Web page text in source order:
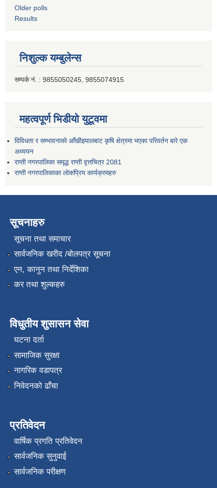
Older polls
Results
निशुल्क यम्बुलेन्स
सम्पर्क नं. : 9855050245, 9855074915
महत्वपूर्ण भिडीयो युटूवमा
विविधता र सम्भावनाको आँखीझ्यालबाट कृषि क्षेत्रमा भएका परिवर्तन बारे एक
अध्ययन
राप्ती नगरपालिका समृद्ध राप्ती वृत्तचित्र 2081
राप्ती नगरपालिकाका लोकप्रिय कार्यक्रमहरु
सूचनाहरु
सूचना तथा समाचार
सार्वजनिक खरीद /बोलपत्र सूचना
एन, कानुन तथा निर्देशिका
कर तथा शुल्कहरु
विधुतीय शुसासन सेवा
घटना दर्ता
सामाजिक सुरक्षा
नागरिक वडापत्र
निवेदनको ढाँचा
प्रतिवेदन
वार्षिक प्रगति प्रतिवेदन
सार्वजनिक सुनुवाई
सार्वजनिक परीक्षण